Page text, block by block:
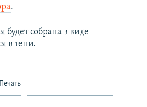
.
будет собрана в виде
в тени.
Печать